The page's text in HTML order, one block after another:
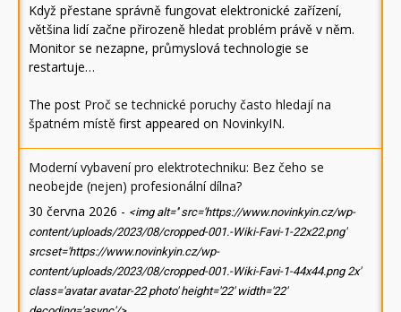
Když přestane správně fungovat elektronické zařízení,
většina lidí začne přirozeně hledat problém právě v něm.
Monitor se nezapne, průmyslová technologie se
restartuje…
The post Proč se technické poruchy často hledají na
špatném místě first appeared on NovinkyIN.
Moderní vybavení pro elektrotechniku: Bez čeho se
neobejde (nejen) profesionální dílna?
30 června 2026 - <img alt='' src='https://www.novinkyin.cz/wp-
content/uploads/2023/08/cropped-001.-Wiki-Favi-1-22x22.png'
srcset='https://www.novinkyin.cz/wp-
content/uploads/2023/08/cropped-001.-Wiki-Favi-1-44x44.png 2x'
class='avatar avatar-22 photo' height='22' width='22'